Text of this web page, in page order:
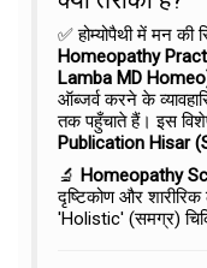
✅ होम्योपैथी में मन की
Homeopathy
Lamba MD
ऑब्जर्व करने के
तक पहुँचाते हैं। इस
Publication Hisar
🔬 Homeopathy
दृष्टिकोण और शारीरिक
'Holistic' (समग्र)